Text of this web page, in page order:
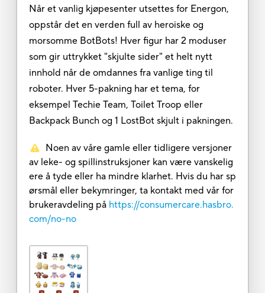
Når et vanlig kjøpesenter utsettes for Energon,
oppstår det en verden full av heroiske og
morsomme BotBots! Hver figur har 2 moduser
som gir uttrykket "skjulte sider" et helt nytt
innhold når de omdannes fra vanlige ting til
roboter. Hver 5-pakning har et tema, for
eksempel Techie Team, Toilet Troop eller
Backpack Bunch og 1 LostBot skjult i pakningen.
Noen av våre gamle eller tidligere versjoner
av leke- og spillinstruksjoner kan være vanskelig
ere å tyde eller ha mindre klarhet. Hvis du har sp
ørsmål eller bekymringer, ta kontakt med vår for
brukeravdeling på https://consumercare.hasbro.
com/no-no